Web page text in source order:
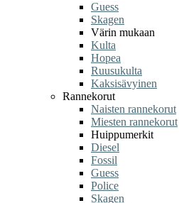
Guess
Skagen
Värin mukaan
Kulta
Hopea
Ruusukulta
Kaksisävyinen
Rannekorut
Naisten rannekorut
Miesten rannekorut
Huippumerkit
Diesel
Fossil
Guess
Police
Skagen